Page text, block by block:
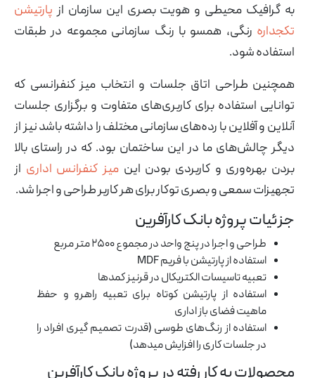
به گرافیک محیطی و هویت بصری این سازمان از پارتیشن
تکجداره رنگی، همسو با رنگ سازمانی مجموعه در طبقات
استفاده شود.
همچنین طراحی اتاق جلسات و انتخاب میز کنفرانسی که
توانایی استفاده برای کاربری‌های متفاوت و برگزاری جلسات
آنلاین و آفلاین با رده‌های سازمانی مختلف را داشته باشد نیز از
دیگر چالش‌های ما در این ساختمان بود. که در راستای بالا
بردن بهره‌وری و کاربردی بودن این میز کنفرانس اداری از
تجهیزات سمعی و بصری توکار برای هر کاربر طراحی و اجرا شد.
جزئیات پروژه بانک کارآفرین
طراحی و اجرا در پنج واحد در مجموع ۲۵۰۰ متر مربع
استفاده از پارتیشن با فریم MDF
تعبیه تاسیسات الکتریکال در قرنیز کمدها
استفاده از پارتیشن کوتاه برای تعبیه راهرو و حفظ
ماهیت فضای باز اداری
استفاده از رنگ‌های طوسی (قدرت تصمیم گیری افراد را
در جلسات کاری را افزایش میدهد)